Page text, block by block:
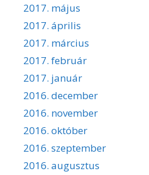
2017. május
2017. április
2017. március
2017. február
2017. január
2016. december
2016. november
2016. október
2016. szeptember
2016. augusztus